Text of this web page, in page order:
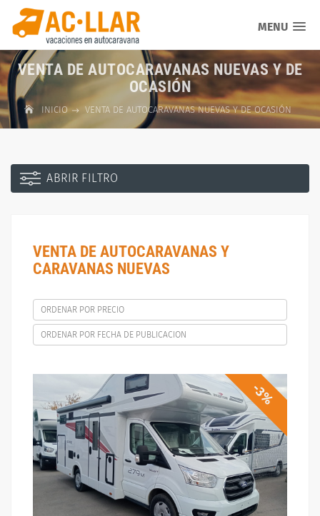
MENU
VENTA DE AUTOCARAVANAS NUEVAS Y DE
OCASIÓN
INICIO VENTA DE AUTOCARAVANAS NUEVAS Y DE OCASIÓN
ABRIR FILTRO
VENTA DE AUTOCARAVANAS Y
CARAVANAS NUEVAS
ORDENAR POR PRECIO
ORDENAR POR FECHA DE PUBLICACION
-3%